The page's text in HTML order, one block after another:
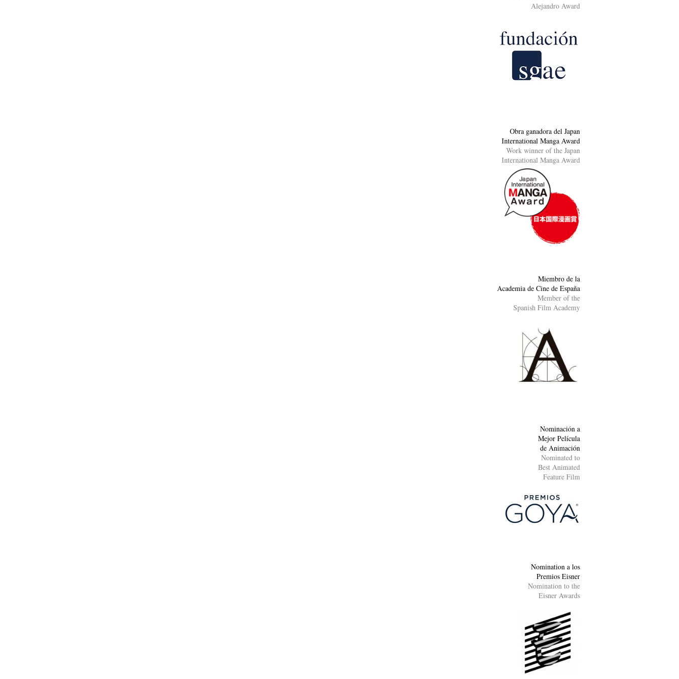
Alejandro Award
Obra ganadora del Japan
International Manga Award
Work winner of the Japan
International Manga Award
Miembro de la
Academia de Cine de España
Member of the
Spanish Film Academy
Nominación a
Mejor Película
de Animación
Nominated to
Best Animated
Feature Film
Nomination a los
Premios Eisner
Nomination to the
Eisner Awards